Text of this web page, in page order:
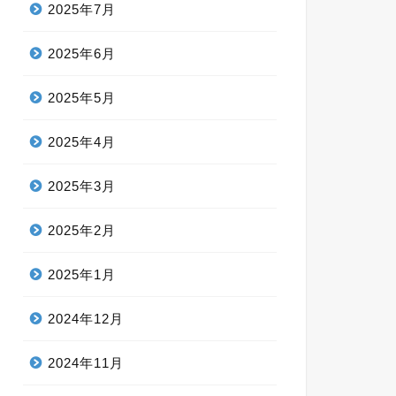
2025年7月
2025年6月
2025年5月
2025年4月
2025年3月
2025年2月
2025年1月
2024年12月
2024年11月